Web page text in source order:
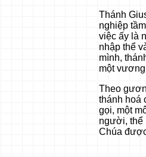
Thánh
nghiệp
việc ấy là
nhập thể
mình,
một
Theo
thánh hoá
gọi, một
người, thể
Chúa